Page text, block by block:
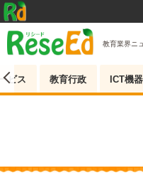
教育業界ニ
ビス 教育行政 ICT機器